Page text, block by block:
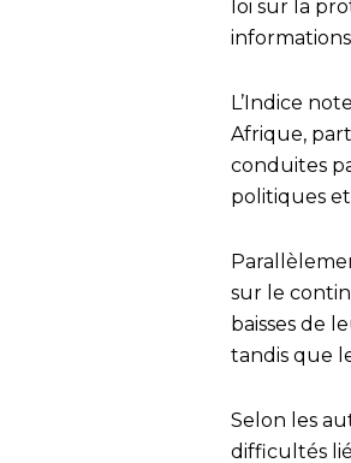
loi sur la
L’Indice
Afrique,
conduites
politiques
sur le
baisses de
tandis que
Selon les
difficultés